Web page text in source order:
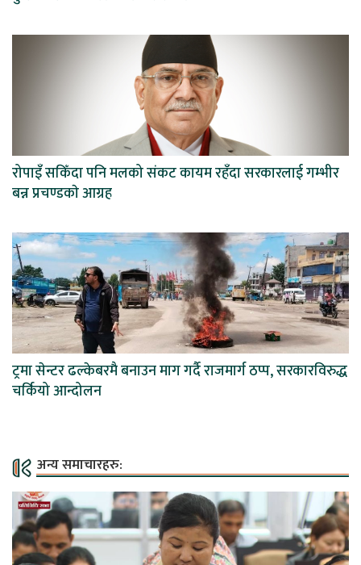
रोपाइँ सकिँदा पनि मलको संकट कायम रहँदा सरकारलाई गम्भीर
बन्न प्रचण्डकाे आग्रह
ट्रमा सेन्टर ढल्केबरमै बनाउन माग गर्दै राजमार्ग ठप्प, सरकारविरुद्ध
चर्कियो आन्दोलन
अन्य समाचारहरु: